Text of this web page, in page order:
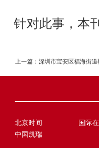
针对此事，本
上一篇： 深圳市宝安区福海街
北京时间 国际
中国凯瑞